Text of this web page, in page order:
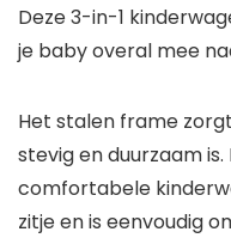
Deze 3-in-1
je baby overal mee
Het stalen frame
stevig en duurzaam
comfortabele
zitje en is eenvoudig